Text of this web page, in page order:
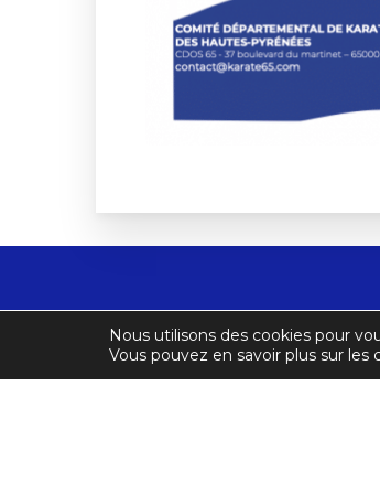
CDOS
Nous utilisons des cookies pour
Vous pouvez en savoir plus sur